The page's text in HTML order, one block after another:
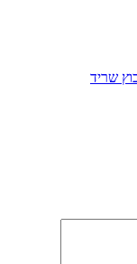
שריד